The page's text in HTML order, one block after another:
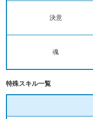
決意
魂
特殊スキル一覧